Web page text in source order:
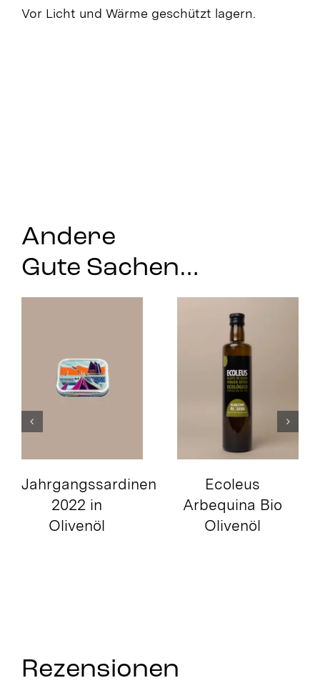
Vor Licht und Wärme geschützt lagern.
Andere
Gute Sachen…
Jahrgangssardinen
2022 in
Olivenöl
Ecoleus
Arbequina Bio
Olivenöl
Rezensionen